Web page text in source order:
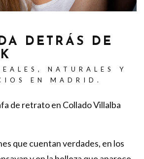
DETRÁS DE
NATURALES Y
EN MADRID.
de retrato en Collado Villalba
que cuentan verdades, en los